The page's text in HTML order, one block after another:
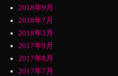
2018年9月
2018年7月
2018年3月
2017年9月
2017年8月
2017年7月